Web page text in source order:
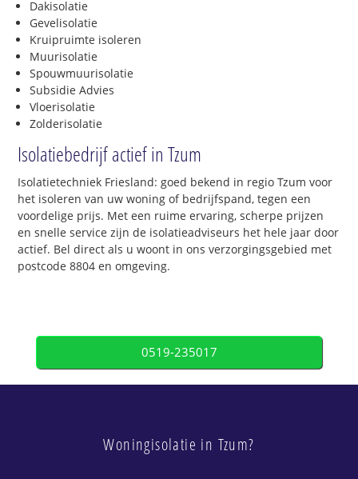
Dakisolatie
Gevelisolatie
Kruipruimte isoleren
Muurisolatie
Spouwmuurisolatie
Subsidie Advies
Vloerisolatie
Zolderisolatie
Isolatiebedrijf actief in Tzum
Isolatietechniek Friesland: goed bekend in regio Tzum voor
het isoleren van uw woning of bedrijfspand, tegen een
voordelige prijs. Met een ruime ervaring, scherpe prijzen
en snelle service zijn de isolatieadviseurs het hele jaar door
actief. Bel direct als u woont in ons verzorgingsgebied met
postcode 8804 en omgeving.
0519-235017
Woningisolatie in Tzum?